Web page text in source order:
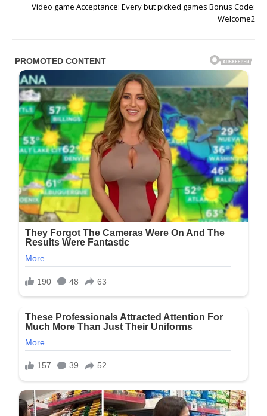
Video game Acceptance: Every but picked games Bonus Code:
Welcome2